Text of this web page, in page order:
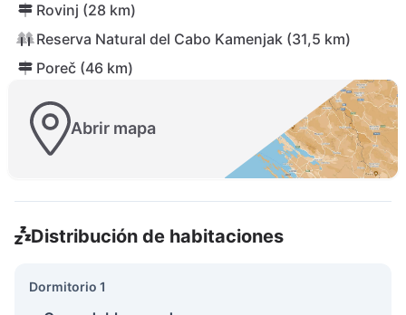
Rovinj (28 km)
Reserva Natural del Cabo Kamenjak (31,5 km)
Poreč (46 km)
Abrir mapa
Distribución de habitaciones
Dormitorio 1